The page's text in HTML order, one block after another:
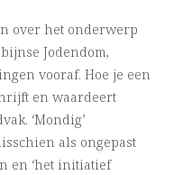
over het onderwerp
Jodendom,
vooraf. Hoe je een
en waardeert
‘Mondig’
als ongepast
en ‘het initiatief